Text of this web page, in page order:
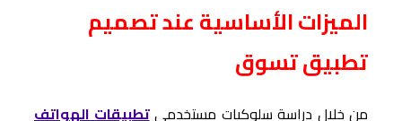
الميزات الأساسية عند تصميم
تطبيق تسوق
من خلال دراسة سلوكيات مستخدميتطبيقات الهواتف